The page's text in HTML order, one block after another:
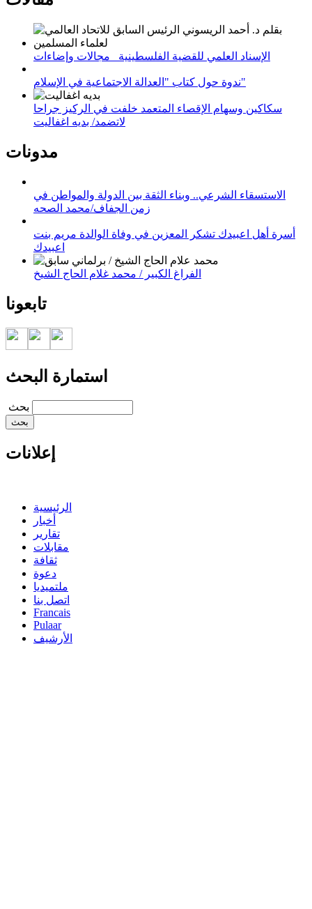
الإسناد العلمي للقضية الفلسطينية_ مجالات وإضاءات
ندوة حول كتاب "العدالة الاجتماعية في الإسلام"
سكاكين وسهام الإقصاء المتعمد خلفت في الركيز جراحا
لاتضمد/ بديه اغفاليت
مدونات
الاستسقاء الشرعي.. وبناء الثقة بين الدولة والمواطن في
زمن الجفاف/محمد الصحه
أسرة أهل اعبيدك تشكر المعزين في وفاة الوالدة مريم بنت
اعبيدك
الفراغ الكبير / محمد غلام الحاج الشيخ
تابعونا
استمارة البحث
‏بحث ‏
إعلانات
الرئيسية
أخبار
تقارير
مقابلات
ثقافة
دعوة
ملتميديا
اتصل بنا
Francais
Pulaar
الأرشيف